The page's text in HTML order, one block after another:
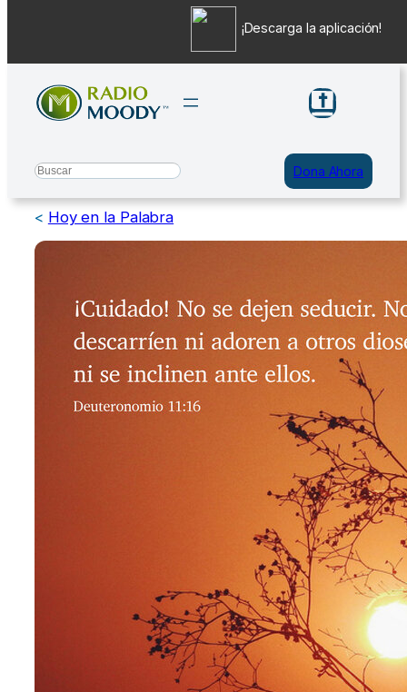
contenido
Search Dona Ahora
< Hoy en la Palabra
¡Descarga la aplicación!